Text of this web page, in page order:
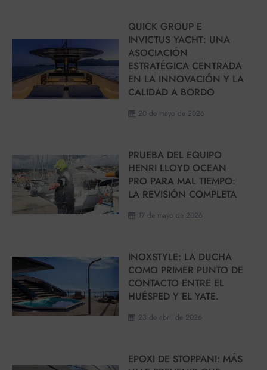
20 de mayo de 2026
QUICK GROUP E
INVICTUS YACHT: UNA
ASOCIACIÓN
ESTRATÉGICA CENTRADA
EN LA INNOVACIÓN Y LA
CALIDAD A BORDO
17 de mayo de 2026
PRUEBA DEL EQUIPO
HENRI LLOYD OCEAN
PRO PARA MAL TIEMPO:
LA REVISIÓN COMPLETA
23 de abril de 2026
INOXSTYLE: LA DUCHA
COMO PRIMER PUNTO DE
CONTACTO ENTRE EL
HUÉSPED Y EL YATE.
EPOXI DE STOPPANI: MÁS